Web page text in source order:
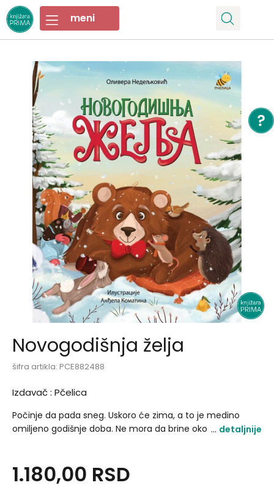
Novogodišnja želja
šifra artikla: PCE882488
Izdavač : Pčelica
Počinje da pada sneg. Uskoro će zima, a to je medino
omiljeno godišnje doba. Ne mora da brine oko ogreva, jer
tako bi želeo da je makar jednom dočeka, da okiti jelku, da
uživa u prazniku sa drugarima....
detaljnije
1.180,00 RSD